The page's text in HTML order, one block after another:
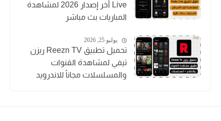
Live آخر إصدار 2026 لمشاهدة
المباريات بث مباشر
يوليو 25, 2026
تحميل تطبيق Reezn TV ريزن
تيفي لمشاهدة القنوات
والمسلسلات مجاناً للاندرويد